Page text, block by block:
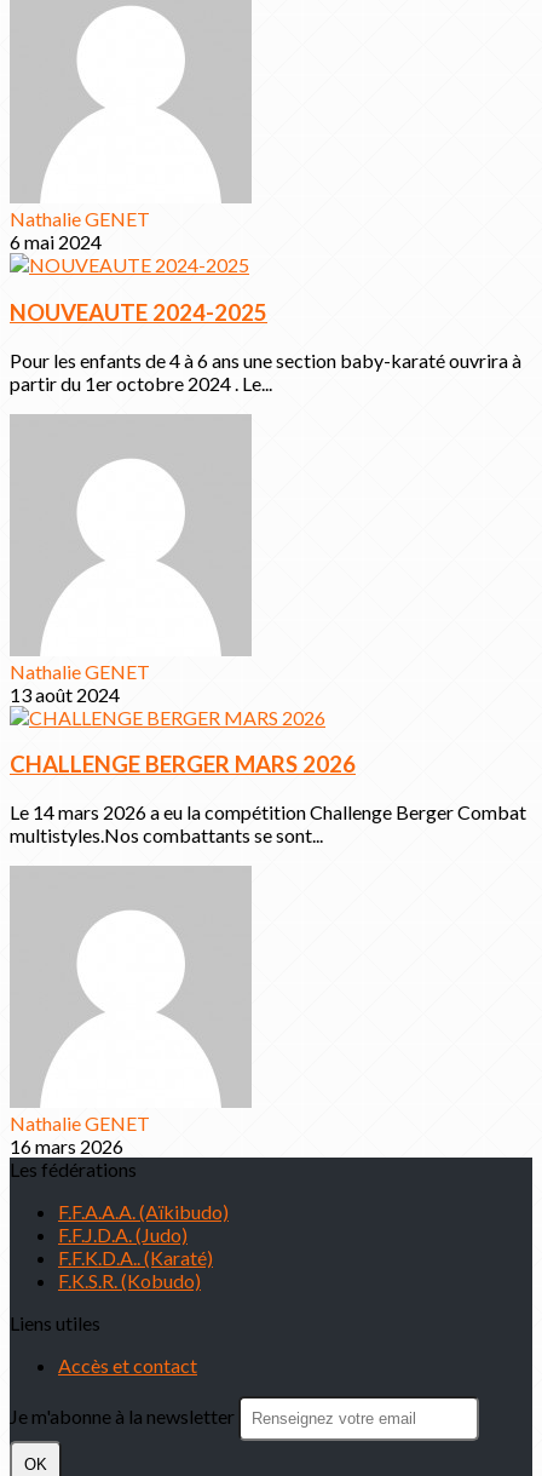
Nathalie GENET
6 mai 2024
NOUVEAUTE 2024-2025
Pour les enfants de 4 à 6 ans une section baby-karaté ouvrira à
partir du 1er octobre 2024 . Le...
Nathalie GENET
13 août 2024
CHALLENGE BERGER MARS 2026
Le 14 mars 2026 a eu la compétition Challenge Berger Combat
multistyles.Nos combattants se sont...
Nathalie GENET
16 mars 2026
Les fédérations
F.F.A.A.A. (Aïkibudo)
F.F.J.D.A. (Judo)
F.F.K.D.A.. (Karaté)
F.K.S.R. (Kobudo)
Liens utiles
Accès et contact
Je m'abonne à la newsletter
OK